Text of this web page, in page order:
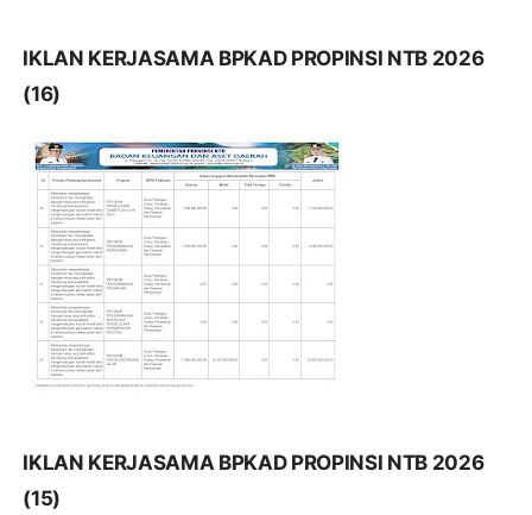
IKLAN KERJASAMA BPKAD PROPINSI NTB 2026
(16)
IKLAN KERJASAMA BPKAD PROPINSI NTB 2026
(15)